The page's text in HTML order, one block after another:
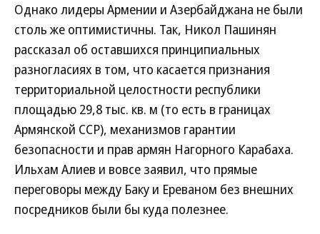
Однако лидеры Армении и Азербайджана не были
столь же оптимистичны. Так, Никол Пашинян
рассказал об оставшихся принципиальных
разногласиях в том, что касается признания
территориальной целостности республики
площадью 29,8 тыс. кв. м (то есть в границах
Армянской ССР), механизмов гарантии
безопасности и прав армян Нагорного Карабаха.
Ильхам Алиев и вовсе заявил, что прямые
переговоры между Баку и Ереваном без внешних
посредников были бы куда полезнее.